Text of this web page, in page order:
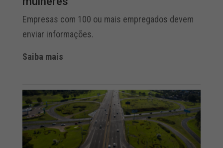
Empresas com 100 ou mais empregados devem
enviar informações.
Saiba mais